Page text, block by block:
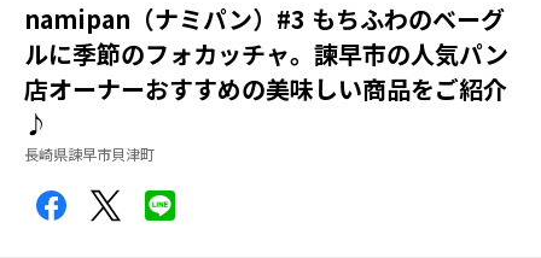
namipan（ナミパン）#3 もちふわのベーグ
ルに季節のフォカッチャ。諫早市の人気パン
店オーナーおすすめの美味しい商品をご紹介
♪
長崎県諫早市貝津町